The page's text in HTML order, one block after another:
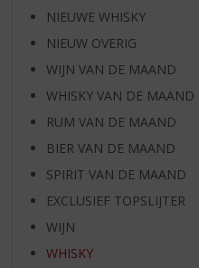
NIEUWE WHISKY
NIEUW OVERIG
WIJN VAN DE MAAND
WHISKY VAN DE MAAND
RUM VAN DE MAAND
BIER VAN DE MAAND
SPIRIT VAN DE MAAND
EXCLUSIEF TOPSLIJTER
WIJN
WHISKY